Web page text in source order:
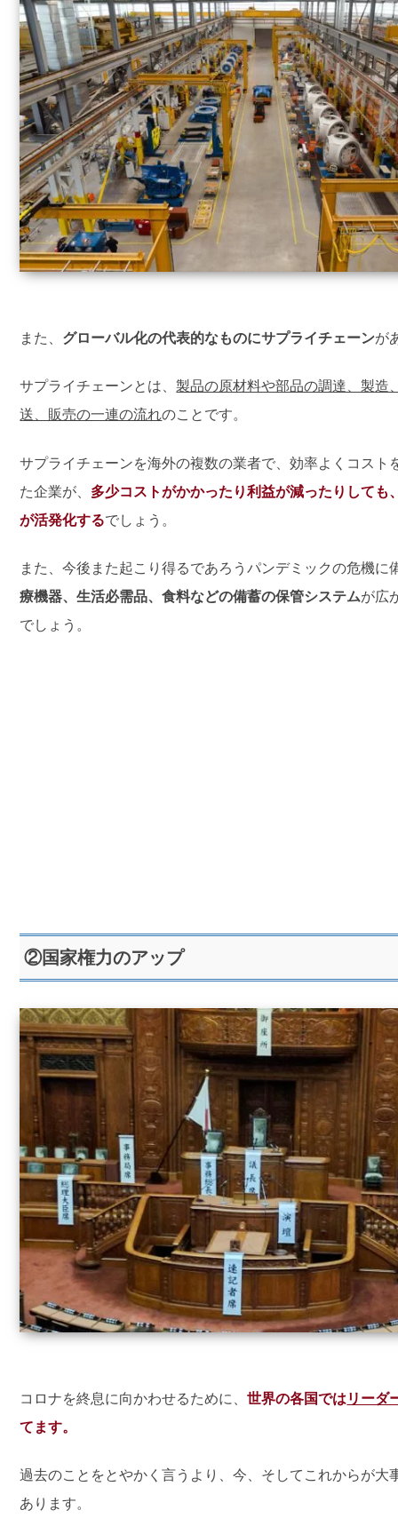
また、 グローバル化の代表的なものにサプライチェーンが
サプライチェーンとは、製品の原材料や部品の調達、製造
送、販売の一連の流れのことです。
サプライチェーンを海外の複数の業者で、効率よくコスト
た企業が、 多少コストがかかったり利益が減ったりしても
が活発化するでしょう。
また、今後また起こり得るであろうパンデミックの危機に
療機器、生活必需品、食料などの備蓄の保管システムが広
でしょう。
②国家権力のアップ
コロナを終息に向かわせるために、世界の各国ではリーダ
てます。
過去のことをとやかく言うより、今、そしてこれからが大
あります。